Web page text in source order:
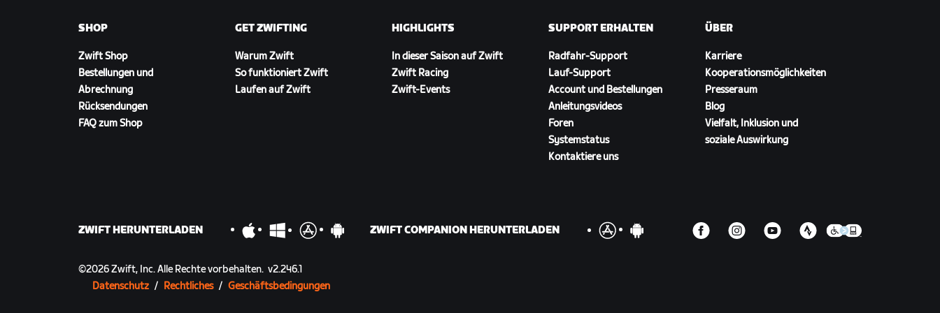
SHOP
Zwift Shop
Bestellungen und
Abrechnung
Rücksendungen
FAQ zum Shop
GET ZWIFTING
Warum Zwift
So funktioniert Zwift
Laufen auf Zwift
HIGHLIGHTS
In dieser Saison auf Zwift
Zwift Racing
Zwift-Events
SUPPORT ERHALTEN
Radfahr-Support
Lauf-Support
Account und Bestellungen
Anleitungsvideos
Foren
Systemstatus
Kontaktiere uns
ÜBER
Karriere
Kooperationsmöglichkeiten
Presseraum
Blog
Vielfalt, Inklusion und
soziale Auswirkung
ZWIFT HERUNTERLADEN ZWIFT COMPANION HERUNTERLADEN
©2026Zwift, Inc.Alle Rechte vorbehalten. v2.246.1
Datenschutz / Rechtliches / Geschäftsbedingungen